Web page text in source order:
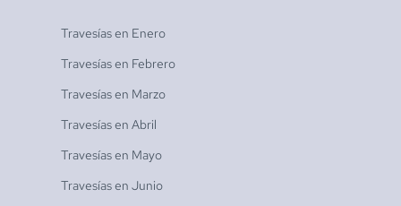
Travesías en Enero
Travesías en Febrero
Travesías en Marzo
Travesías en Abril
Travesías en Mayo
Travesías en Junio